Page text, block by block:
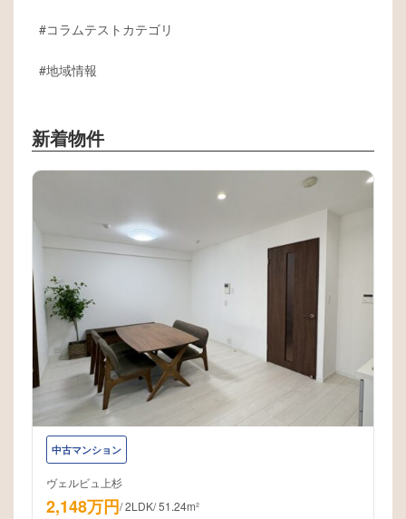
コラムテストカテゴリ
地域情報
新着物件
中古マンション
ヴェルビュ上杉
2,148万円/2LDK/51.24m²